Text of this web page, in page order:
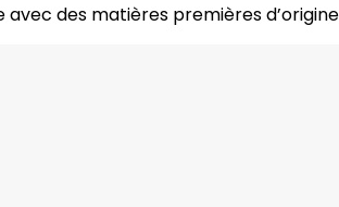
des matières premières